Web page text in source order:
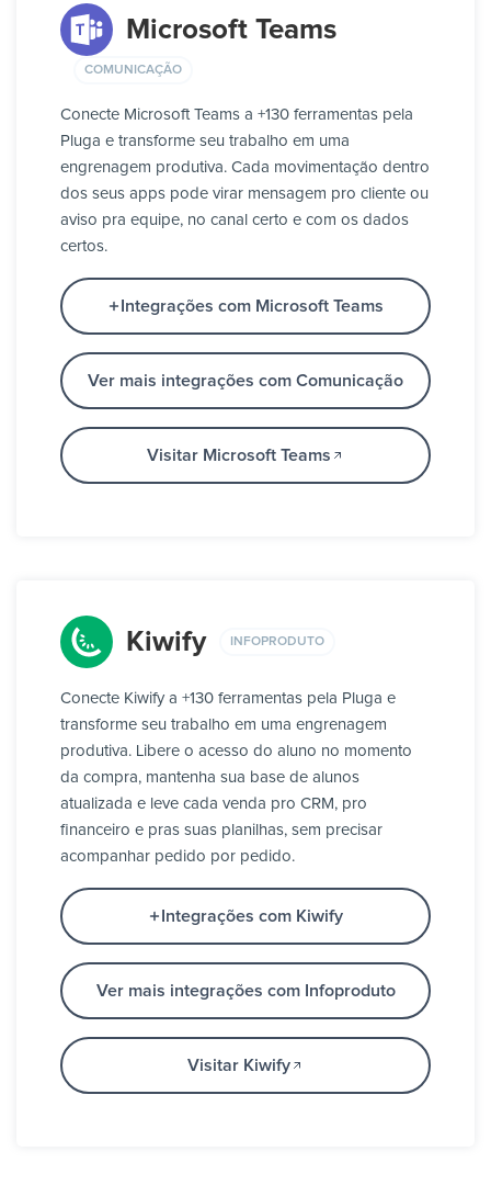
Microsoft Teams
COMUNICAÇÃO
Conecte Microsoft Teams a +130 ferramentas pela
Pluga e transforme seu trabalho em uma
engrenagem produtiva. Cada movimentação dentro
dos seus apps pode virar mensagem pro cliente ou
aviso pra equipe, no canal certo e com os dados
certos.
Integrações com Microsoft Teams
Ver mais integrações com Comunicação
Visitar Microsoft Teams
Kiwify INFOPRODUTO
Conecte Kiwify a +130 ferramentas pela Pluga e
transforme seu trabalho em uma engrenagem
produtiva. Libere o acesso do aluno no momento
da compra, mantenha sua base de alunos
atualizada e leve cada venda pro CRM, pro
financeiro e pras suas planilhas, sem precisar
acompanhar pedido por pedido.
Integrações com Kiwify
Ver mais integrações com Infoproduto
Visitar Kiwify